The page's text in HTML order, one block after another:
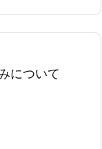
について